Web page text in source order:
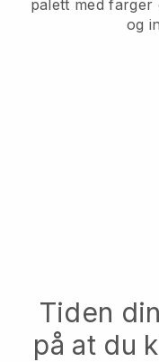
palett med farger
og
Tiden
på at du